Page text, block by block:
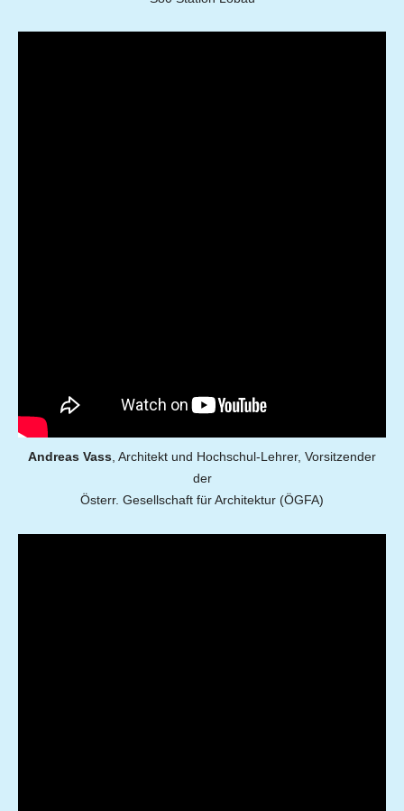
Andreas Vass, Architekt und Hochschul-Lehrer, Vorsitzender
der
Österr. Gesellschaft für Architektur (ÖGFA)